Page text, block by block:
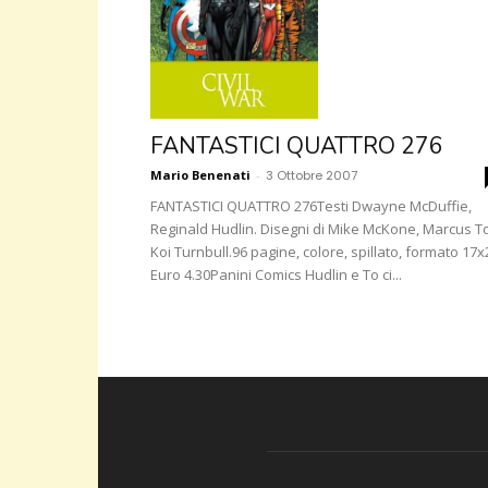
FANTASTICI QUATTRO 276
Mario Benenati - 3 Ottobre 2007
FANTASTICI QUATTRO 276Testi Dwayne McDuffie,
Reginald Hudlin. Disegni di Mike McKone, Marcus
Koi Turnbull.96 pagine, colore, spillato, formato
Euro 4.30Panini Comics Hudlin e To ci...